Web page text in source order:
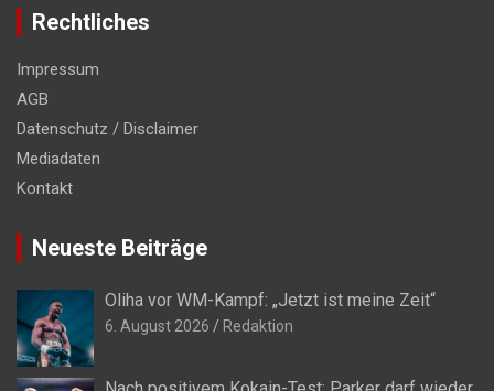
Rechtliches
Impressum
AGB
Datenschutz / Disclaimer
Mediadaten
Kontakt
Neueste Beiträge
Oliha vor WM-Kampf: „Jetzt ist meine Zeit“
6. August 2026 Redaktion